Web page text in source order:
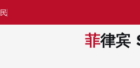
民
菲律宾 SIRV SRRV 官方认